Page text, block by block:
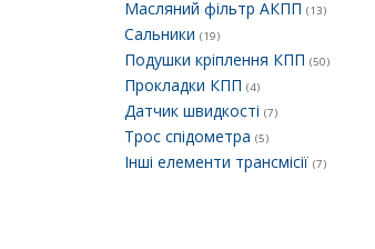
Масляний фільтр АКПП (13)
Сальники (19)
Подушки кріплення КПП (50)
Прокладки КПП (4)
Датчик швидкості (7)
Трос спідометра (5)
Інші елементи трансмісії (7)